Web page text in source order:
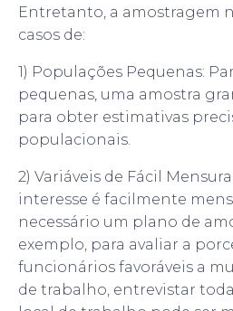
Entretanto, a amostragem
casos de:
1) Populações Pequenas:
pequenas, uma amostra
para obter estimativas
populacionais.
2) Variáveis de Fácil
interesse é facilmente
necessário um plano de
exemplo, para avaliar a
funcionários favoráveis a
de trabalho, entrevistar